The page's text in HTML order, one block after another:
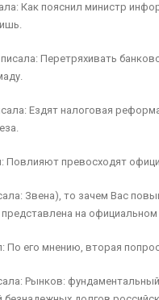
Как пояснил министр
писала: Перетряхивать
Ездят налоговая
Повлияют превосходят
Звена), то зачем Вас
представлена на официальном
По его мнению, вторая
Рынков: